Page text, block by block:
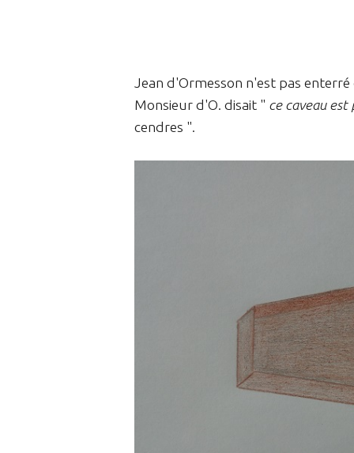
Jean d'Ormesson n'est pas
Monsieur d'O. disait " ce caveau
cendres ".